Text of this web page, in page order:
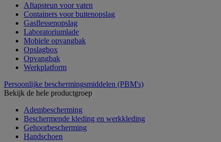
Aftapsteun voor vaten
Containers voor buitenopslag
Gasflessenopslag
Laboratoriumlade
Mobiele opvangbak
Opslagbox
Opvangbak
Werkplatform
Persoonlijke beschermingsmiddelen (PBM's)
Bekijk de hele productgroep
Adembescherming
Beschermende kleding en werkkleding
Gehoorbescherming
Handschoen